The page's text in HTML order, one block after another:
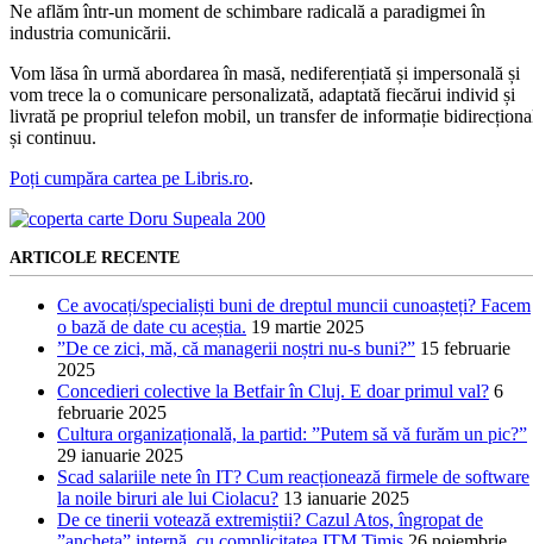
Ne aflăm într-un moment de schimbare radicală a paradigmei în
industria comunicării.
Vom lăsa în urmă abordarea în masă, nediferențiată și impersonală și
vom trece la o comunicare personalizată, adaptată fiecărui individ și
livrată pe propriul telefon mobil, un transfer de informație
și continuu.
Poți cumpăra cartea pe Libris.ro.
ARTICOLE RECENTE
Ce avocați/specialiști buni de dreptul muncii cunoașteți? Facem
o bază de date cu aceștia. 19 martie 2025
”De ce zici, mă, că managerii noștri nu-s buni?” 15 februarie
2025
Concedieri colective la Betfair în Cluj. E doar primul val? 6
februarie 2025
Cultura organizațională, la partid: ”Putem să vă furăm un pic?”
29 ianuarie 2025
Scad salariile nete în IT? Cum reacționează firmele de software
la noile biruri ale lui Ciolacu? 13 ianuarie 2025
De ce tinerii votează extremiștii? Cazul Atos, îngropat de